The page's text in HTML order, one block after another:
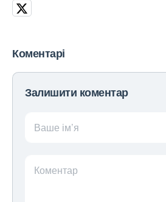
Коментарі
Залишити коментар
Ваше ім’я
Коментар